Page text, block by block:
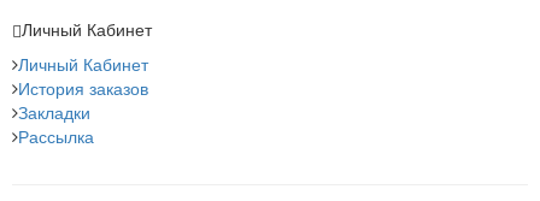
Личный Кабинет
Личный Кабинет
История заказов
Закладки
Рассылка